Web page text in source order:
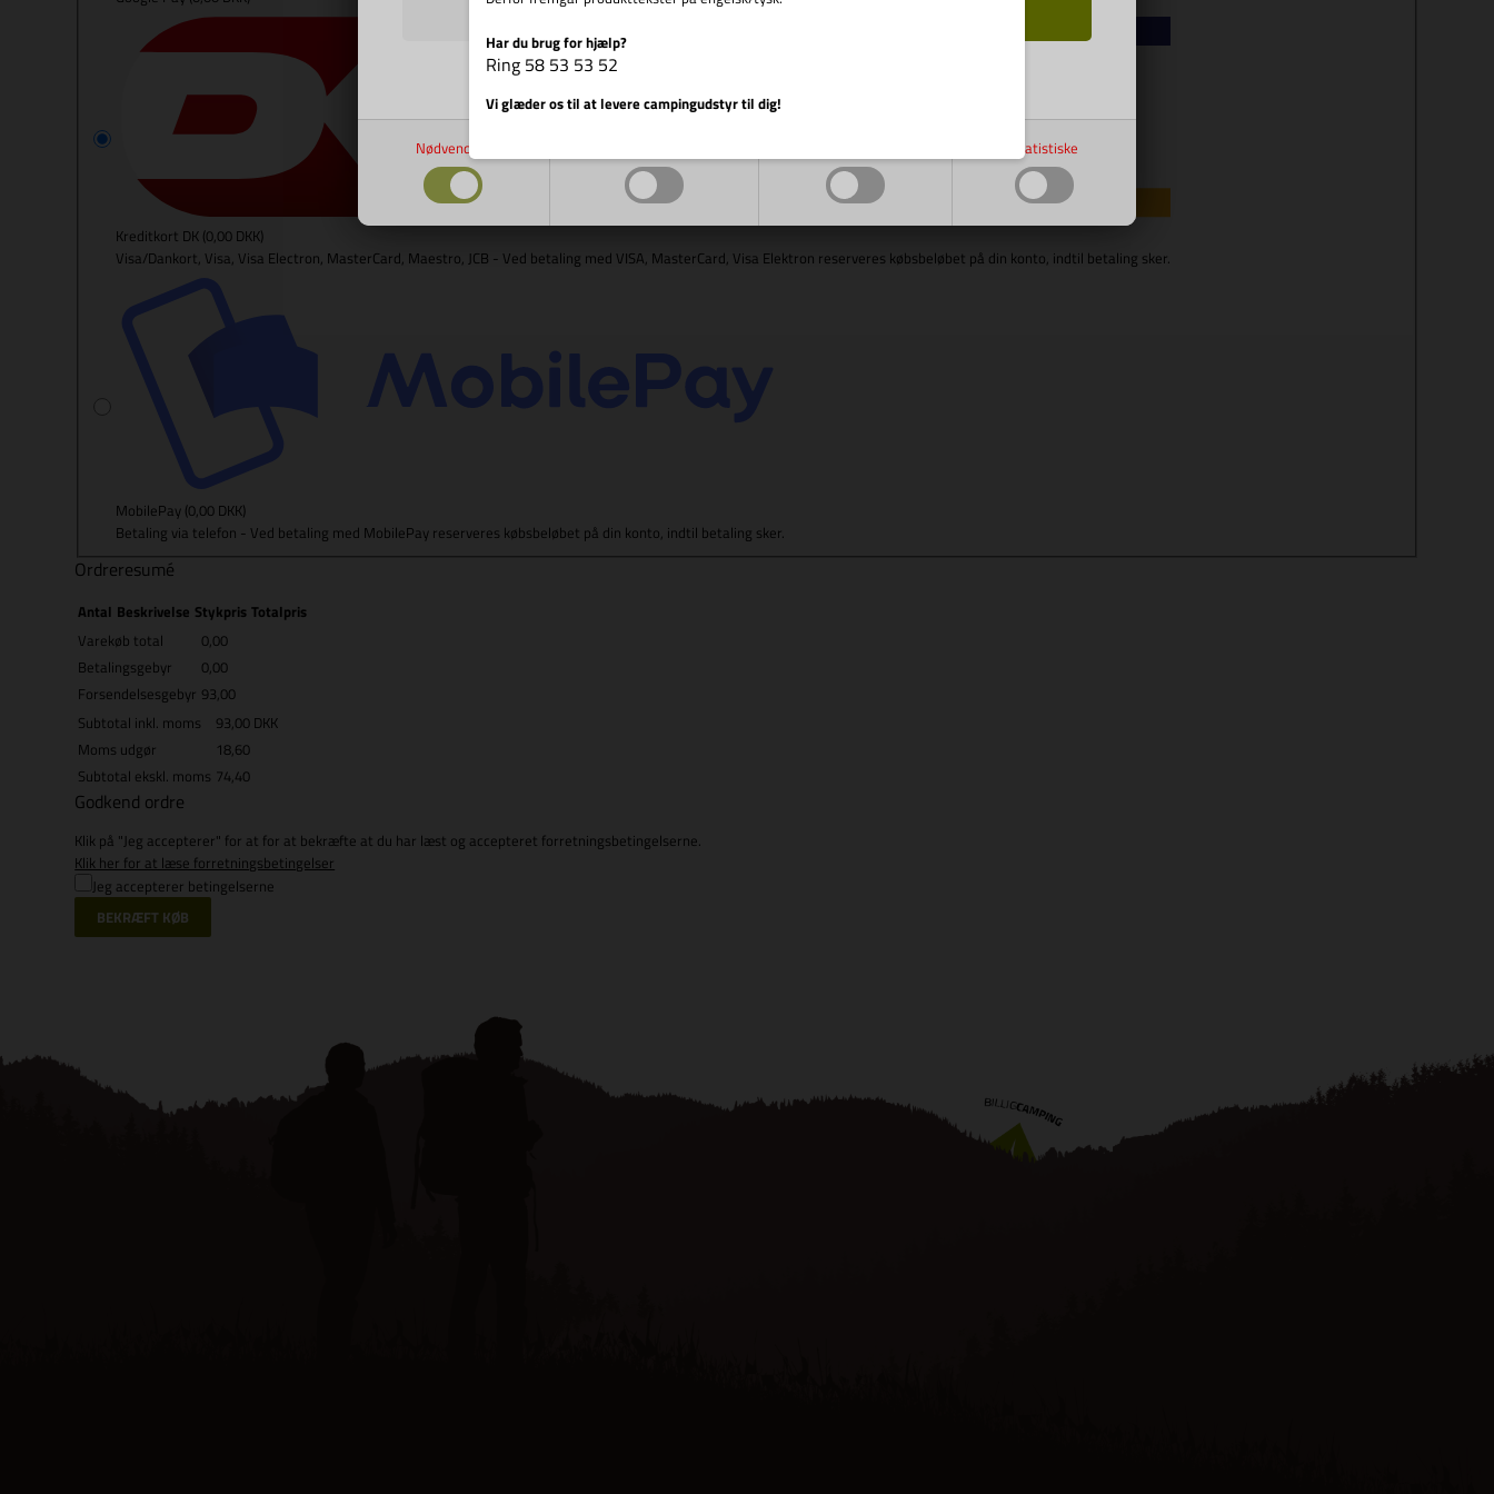
Nødvendige Statistiske
Kreditkort DK (0,00 DKK)
Visa/Dankort, Visa, Visa Electron, MasterCard, Maestro, JCB - Ved betaling med VISA, MasterCard, Visa Elektron reserveres købsbeløbet på din konto, indtil betaling sker.
MobilePay (0,00 DKK)
Betaling via telefon - Ved betaling med MobilePay reserveres købsbeløbet på din konto, indtil betaling sker.
Ordreresumé
Antal Beskrivelse Stykpris Totalpris
Varekøb total
0,00
Betalingsgebyr
0,00
Forsendelsesgebyr 93,00
Subtotal inkl. moms
93,00 DKK
Moms udgør
18,60
Subtotal ekskl. moms 74,40
Godkend ordre
Klik på "Jeg accepterer" for at for at bekræfte at du har læst og accepteret forretningsbetingelserne.
Klik her for at læse forretningsbetingelser
Jeg accepterer betingelserne
Har du brug for hjælp?
Ring 58 53 53 52
Vi glæder os til at levere campingudstyr til dig!